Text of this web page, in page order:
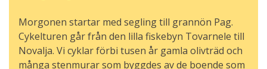
Morgonen startar med segling till grannön Pag.
Cykelturen går från den lilla fiskebyn Tovarnele till
Novalja. Vi cyklar förbi tusen år gamla olivträd och
många stenmurar som byggdes av de boende som